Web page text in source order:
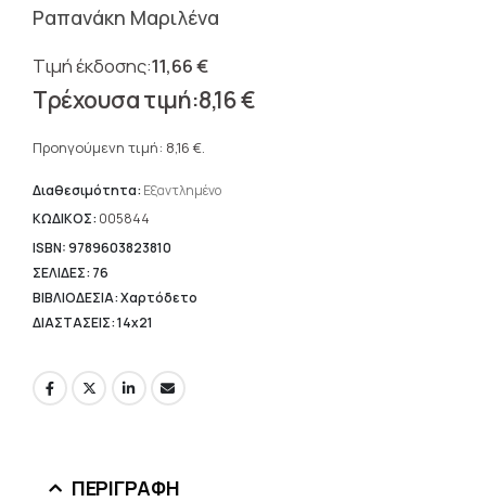
Ραπανάκη Μαριλένα
11,66€
Original
price
11,66 €.
8,16€
τρέχουσα
είναι:
8,16 €.
Προηγούμενη τιμή: 8,16 €.
Διαθεσιμότητα: Εξαντλημένο
ΚΩΔΙΚΟΣ: 005844
ISBN: 9789603823810
ΣΕΛΙΔΕΣ: 76
ΒΙΒΛΙΟΔΕΣΙΑ: Χαρτόδετο
ΔΙΑΣΤΑΣΕΙΣ: 14x21
ΠΕΡΙΓΡΑΦΉ